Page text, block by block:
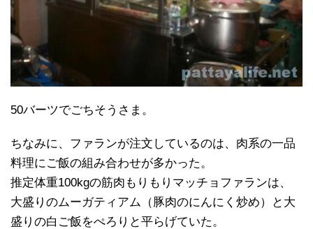
50バーツでごちそうさま。
ちなみに、ファランが注文しているのは、肉系の一品
料理にご飯の組み合わせが多かった。
推定体重100kgの筋肉もりもりマッチョファランは、
大盛りのムーガティアム（豚肉のにんにく炒め）と大
盛りの白ご飯をぺろりと平らげていた。